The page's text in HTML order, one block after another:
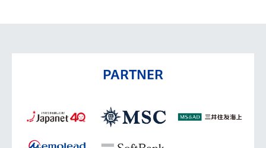
PARTNER